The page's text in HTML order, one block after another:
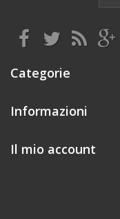
Categorie
Informazioni
Il mio account